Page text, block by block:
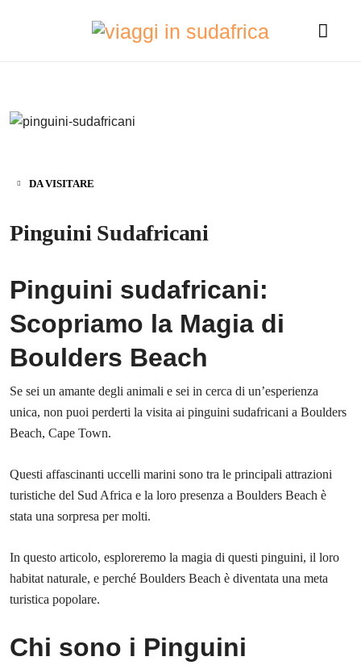
DA VISITARE
Pinguini Sudafricani
Pinguini sudafricani:
Scopriamo la Magia di
Boulders Beach
Se sei un amante degli animali e sei in cerca di un’esperienza
unica, non puoi perderti la visita ai pinguini sudafricani a Boulders
Beach, Cape Town.
Questi affascinanti uccelli marini sono tra le principali attrazioni
turistiche del Sud Africa e la loro presenza a Boulders Beach è
stata una sorpresa per molti.
In questo articolo, esploreremo la magia di questi pinguini, il loro
habitat naturale, e perché Boulders Beach è diventata una meta
turistica popolare.
Chi sono i Pinguini